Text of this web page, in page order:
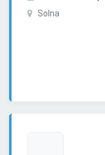
Solna